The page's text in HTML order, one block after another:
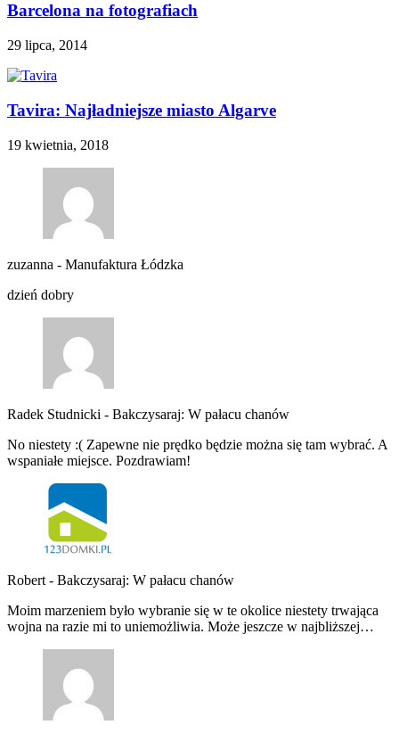
Barcelona na fotografiach
29 lipca, 2014
Tavira: Najładniejsze miasto Algarve
19 kwietnia, 2018
zuzanna - Manufaktura Łódzka
dzień dobry
Radek Studnicki - Bakczysaraj: W pałacu chanów
No niestety :( Zapewne nie prędko będzie można się tam wybrać. A
wspaniałe miejsce. Pozdrawiam!
Robert - Bakczysaraj: W pałacu chanów
Moim marzeniem było wybranie się w te okolice niestety trwająca
wojna na razie mi to uniemożliwia. Może jeszcze w najbliższej…